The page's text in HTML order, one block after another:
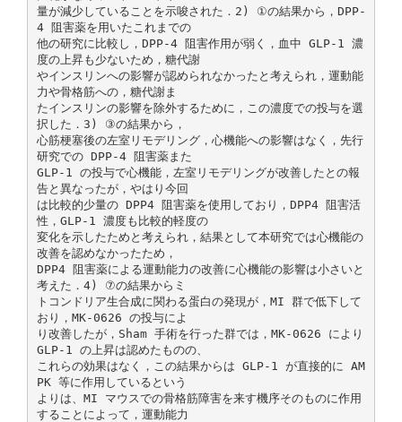
量が減少していることを示唆された．2) ①の結果から，DPP-
4 阻害薬を用いたこれまでの
他の研究に比較し，DPP-4 阻害作用が弱く，血中 GLP-1 濃
度の上昇も少ないため，糖代謝
やインスリンへの影響が認められなかったと考えられ，運動能
力や骨格筋への，糖代謝ま
たインスリンの影響を除外するために，この濃度での投与を選
択した．3) ③の結果から，
心筋梗塞後の左室リモデリング，心機能への影響はなく，先行
研究での DPP-4 阻害薬また
GLP-1 の投与で心機能，左室リモデリングが改善したとの報
告と異なったが，やはり今回
は比較的少量の DPP4 阻害薬を使用しており，DPP4 阻害活
性，GLP-1 濃度も比較的軽度の
変化を示したためと考えられ，結果として本研究では心機能の
改善を認めなかったため，
DPP4 阻害薬による運動能力の改善に心機能の影響は小さいと
考えた．4) ⑦の結果からミ
トコンドリア生合成に関わる蛋白の発現が，MI 群で低下して
おり，MK-0626 の投与によ
り改善したが，Sham 手術を行った群では，MK-0626 により
GLP-1 の上昇は認めたものの、
これらの効果はなく，この結果からは GLP-1 が直接的に AM
PK 等に作用しているという
よりは、MI マウスでの骨格筋障害を来す機序そのものに作用
することによって，運動能力